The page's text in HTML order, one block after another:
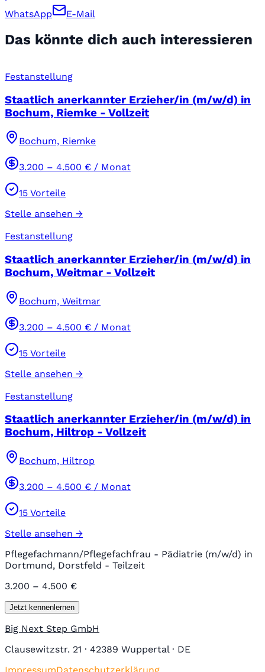
WhatsApp E-Mail
Das könnte dich auch interessieren
Festanstellung
Staatlich anerkannter Erzieher/in (m/w/d) in
Bochum, Riemke - Vollzeit
Bochum, Riemke
3.200 – 4.500 € / Monat
15 Vorteile
Stelle ansehen →
Festanstellung
Staatlich anerkannter Erzieher/in (m/w/d) in
Bochum, Weitmar - Vollzeit
Bochum, Weitmar
3.200 – 4.500 € / Monat
15 Vorteile
Stelle ansehen →
Festanstellung
Staatlich anerkannter Erzieher/in (m/w/d) in
Bochum, Hiltrop - Vollzeit
Bochum, Hiltrop
3.200 – 4.500 € / Monat
15 Vorteile
Stelle ansehen →
Pflegefachmann/Pflegefachfrau - Pädiatrie (m/w/d) in
Dortmund, Dorstfeld - Teilzeit
3.200 – 4.500 €
Jetzt kennenlernen
Big Next Step GmbH
Clausewitzstr. 21 · 42389 Wuppertal · DE